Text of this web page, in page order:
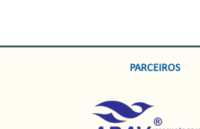
PARCEIROS